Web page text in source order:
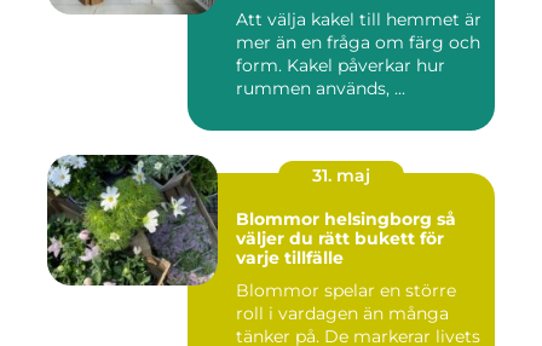
Att välja kakel till hemmet är
mer än en fråga om färg och
form. Kakel påverkar hur
rummen används, ...
31. maj
Blommor helsingborg så
väljer du rätt bukett för
varje tillfälle
Blommor spelar en större
roll i vardagen än många
tänker på. De markerar livets